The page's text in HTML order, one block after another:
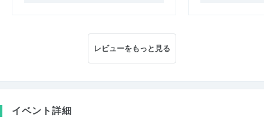
レビューをもっと見る
イベント詳細